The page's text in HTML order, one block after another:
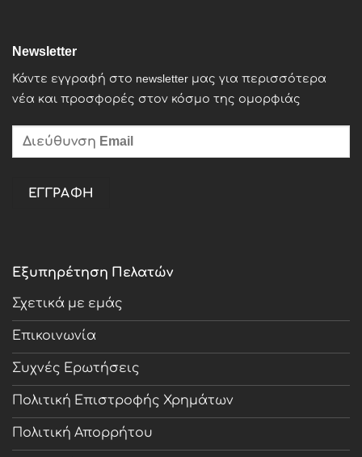
Εξυπηρέτηση Πελατών
Σχετικά με εμάς
Επικοινωνία
Συχνές Ερωτήσεις
Πολιτική Επιστροφής Χρημάτων
Πολιτική Απορρήτου
Newsletter
Κάντε εγγραφή στο newsletter μας για περισσότερα
νέα και προσφορές στον κόσμο της ομορφιάς